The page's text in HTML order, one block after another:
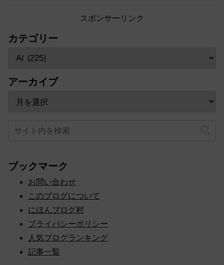
スポンサーリンク
カテゴリー
アーカイブ
ブックマーク
お問い合わせ
このブログについて
にほんブログ村
プライバシーポリシー
人気ブログランキング
記事一覧